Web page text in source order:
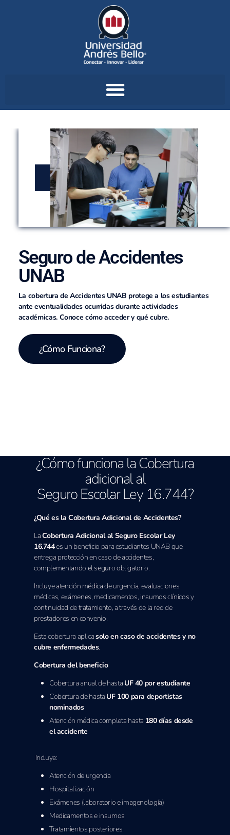
Seguro de Accidentes
UNAB
La cobertura de Accidentes UNAB protege a los estudiantes
ante eventualidades ocurridas durante actividades
académicas. Conoce cómo acceder y qué cubre.
¿Cómo Funciona?
¿Cómo funciona la Cobertura
adicional al
Seguro Escolar Ley 16.744?
¿Qué es la Cobertura Adicional de Accidentes?
LaCobertura Adicional al Seguro Escolar Ley
16.744es un beneficio para estudiantes UNAB que
entrega protección en caso de accidentes,
complementando el seguro obligatorio.
Incluye atención médica de urgencia, evaluaciones
médicas, exámenes, medicamentos, insumos clínicos y
continuidad de tratamiento, a través de la red de
prestadores en convenio.
Esta cobertura aplicasolo en caso de accidentes y no
cubre enfermedades.
Cobertura del beneficio
Cobertura anual de hasta UF 40 por estudiante
Cobertura de hasta UF 100 para deportistas
nominados
Atención médica completa hasta 180 días desde
el accidente
Incluye:
Atención de urgencia
Hospitalización
Exámenes (laboratorio e imagenología)
Medicamentos e insumos
Tratamientos posteriores